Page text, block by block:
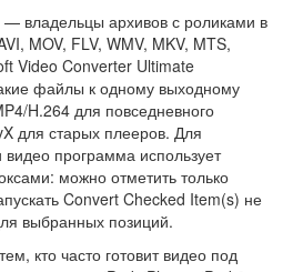
владельцы архивов с роликами в
MOV, FLV, WMV, MKV, MTS,
Video Converter Ultimate
файлы к одному выходному
H.264 для повседневного
для старых плееров. Для
видео программа использует
можно отметить только
Convert Checked Item(s) не
выбранных позиций.
кто часто готовит видео под